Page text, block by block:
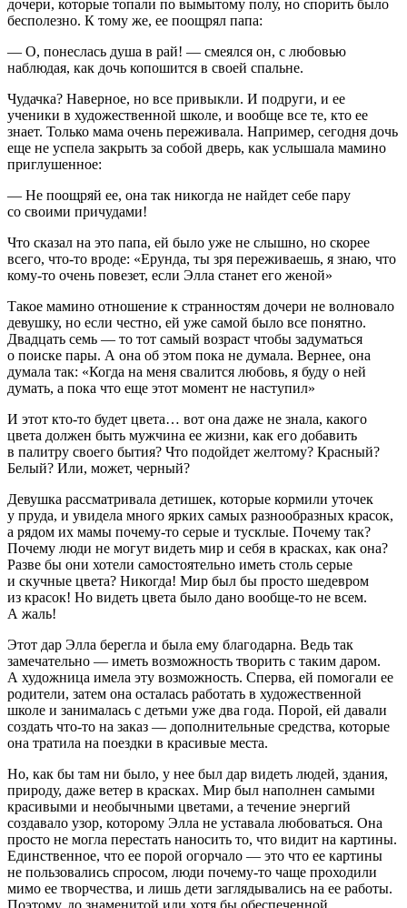
дочери, которые топали по вымытому полу, но спорить было
бесполезно. К тому же, ее поощрял папа:
— О, понеслась душа в рай! — смеялся он, с любовью
наблюдая, как дочь копошится в своей спальне.
Чудачка? Наверное, но все привыкли. И подруги, и ее
ученики в художественной школе, и вообще все те, кто ее
знает. Только мама очень переживала. Например, сегодня дочь
еще не успела закрыть за собой дверь, как услышала мамино
приглушенное:
— Не поощряй ее, она так никогда не найдет себе пару
со своими причудами!
Что сказал на это папа, ей было уже не слышно, но скорее
всего, что-то вроде: «Ерунда, ты зря переживаешь, я знаю, что
кому-то очень повезет, если Элла станет его женой»
Такое мамино отношение к странностям дочери не волновало
девушку, но если честно, ей уже самой было все понятно.
Двадцать семь — то тот самый возраст чтобы задуматься
о поиске пары. А она об этом пока не думала. Вернее, она
думала так: «Когда на меня свалится любовь, я буду о ней
думать, а пока что еще этот момент не наступил»
И этот кто-то будет цвета… вот она даже не знала, какого
цвета должен быть мужчина ее жизни, как его добавить
в палитру своего бытия? Что подойдет желтому? Красный?
Белый? Или, может, черный?
Девушка рассматривала детишек, которые кормили уточек
у пруда, и увидела много ярких самых разнообразных красок,
а рядом их мамы почему-то серые и тусклые. Почему так?
Почему люди не могут видеть мир и себя в красках, как она?
Разве бы они хотели самостоятельно иметь столь серые
и скучные цвета? Никогда! Мир был бы просто шедевром
из красок! Но видеть цвета было дано вообще-то не всем.
А жаль!
Этот дар Элла берегла и была ему благодарна. Ведь так
замечательно — иметь возможность творить с таким даром.
А художница имела эту возможность. Сперва, ей помогали ее
родители, затем она осталась работать в художественной
школе и занималась с детьми уже два года. Порой, ей давали
создать что-то на заказ — дополнительные средства, которые
она тратила на поездки в красивые места.
Но, как бы там ни было, у нее был дар видеть людей, здания,
природу, даже ветер в красках. Мир был наполнен самыми
красивыми и необычными цветами, а течение энергий
создавало узор, которому Элла не уставала любоваться. Она
просто не могла перестать наносить то, что видит на картины.
Единственное, что ее порой огорчало — это что ее картины
не пользовались спросом, люди почему-то чаще проходили
мимо ее творчества, и лишь дети заглядывались на ее работы.
Поэтому, до знаменитой или хотя бы обеспеченной